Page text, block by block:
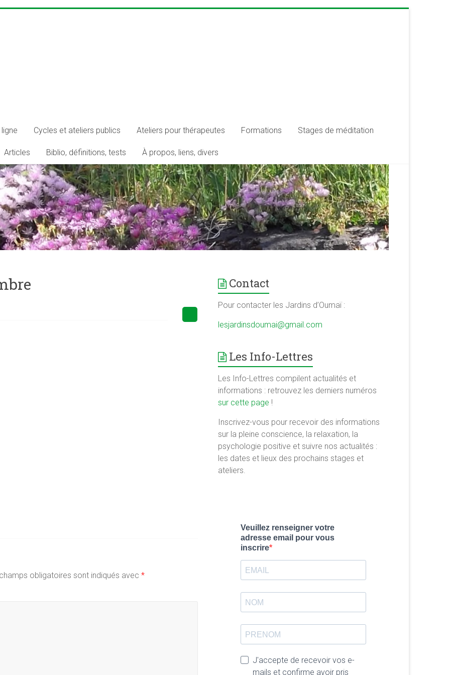
Cycles et ateliers publics Ateliers pour thérapeutes Formations Stages de méditation
Articles Biblio, définitions, tests À propos, liens, divers
obligatoires sont indiqués avec *
Contact
Pour contacter les Jardins d’Oumaï :
lesjardinsdoumai@gmail.com
Les Info-Lettres
Les Info-Lettres compilent actualités et
informations : retrouvez les derniers numéros
sur cette page !
Inscrivez-vous pour recevoir des informations
sur la pleine conscience, la relaxation, la
psychologie positive et suivre nos actualités :
les dates et lieux des prochains stages et
ateliers.
Veuillez renseigner votre
adresse email pour vous
inscrire
J'accepte de recevoir vos e-
mails et confirme avoir pris